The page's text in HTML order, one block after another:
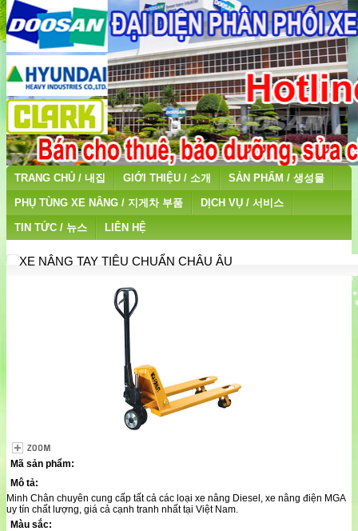
TRANG CHỦ / 내집 GIỚI THIỆU / 소개 SẢN PHẨM / 생성물
PHỤ TÙNG XE NÂNG / 지게차 부품 DỊCH VỤ / 서비스
TIN TỨC / 뉴스 LIÊN HỆ
XE NÂNG TAY TIÊU CHUẨN CHÂU ÂU
Mã sản phẩm:
Mô tả:
Minh Chân chuyên cung cấp tất cả các loại xe nâng Diesel, xe nâng điện MGA
uy tín chất lượng, giá cả cạnh tranh nhất tại Việt Nam.
Màu sắc: